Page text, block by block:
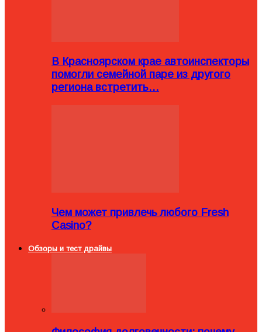
В Красноярском крае автоинспекторы
помогли семейной паре из другого
региона встретить…
Чем может привлечь любого Fresh
Casino?
Обзоры и тест драйвы